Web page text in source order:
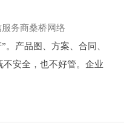
务商桑桥网络
产品图、方案、合同、
安全，也不好管。企业